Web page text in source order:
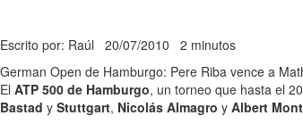
Escrito por: Raúl 20/07/2010 2 minutos
German Open de Hamburgo: Pere Riba vence a
El ATP 500 de Hamburgo, un torneo que hasta el
Bastad y Stuttgart, Nicolás Almagro y Albert